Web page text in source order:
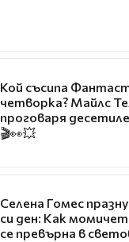
Кой съсипа
четворка? Майлс
проговаря
🎬👀💥
Селена Гомес
си ден: Как
се превърна в